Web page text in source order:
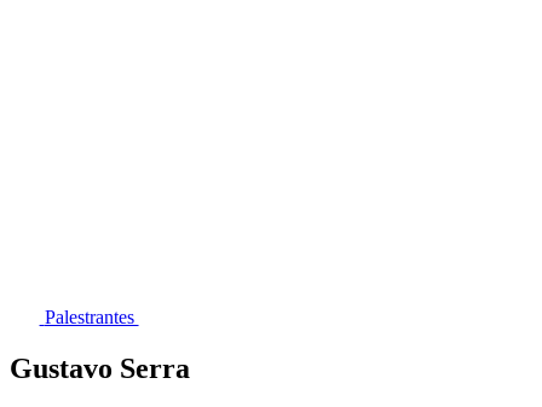
Palestrantes
Gustavo Serra